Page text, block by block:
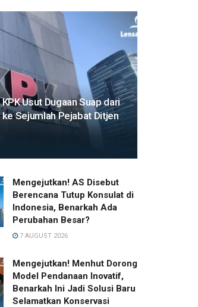
Usut Dugaan Suap dari
Sejumlah Pejabat Ditjen
Mengejutkan! AS Disebut
Berencana Tutup Konsulat di
Indonesia, Benarkah Ada
Perubahan Besar?
7 AUGUST 2026
Mengejutkan! Menhut Dorong
Model Pendanaan Inovatif,
Benarkah Ini Jadi Solusi Baru
Selamatkan Konservasi